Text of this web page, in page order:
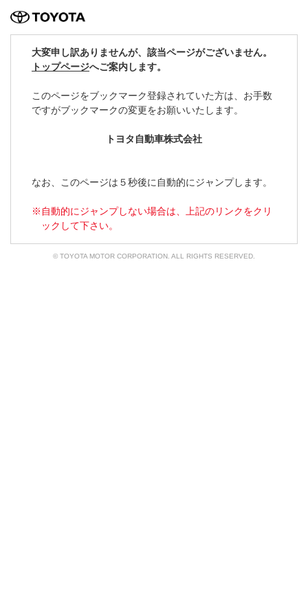
大変申し訳ありませんが、該当ページがございません。
トップページへご案内します。
このページをブックマーク登録されていた方は、 お手数
ですがブックマークの変更をお願いいたします。
トヨタ自動車株式会社
なお、このページは５秒後に自動的にジャンプします。
自動的にジャンプしない場合は、上記のリンクをクリ
ックして下さい。
© TOYOTA MOTOR CORPORATION. ALL RIGHTS RESERVED.